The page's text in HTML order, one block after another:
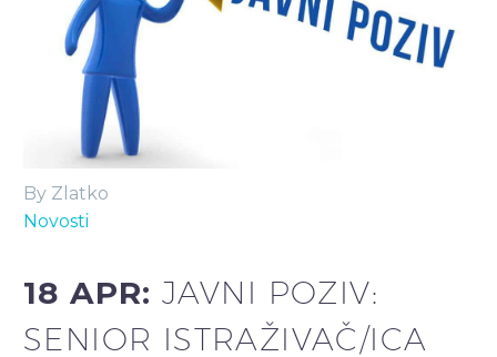
By Zlatko
Novosti
18 APR:JAVNI POZIV:
SENIOR ISTRAŽIVAČ/ICA